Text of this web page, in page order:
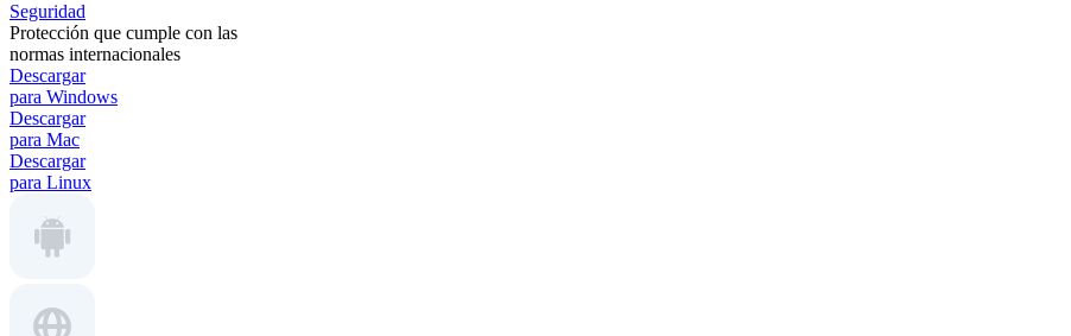
Seguridad
Protección que cumple con las
normas internacionales
Descargar
para Windows
Descargar
para Mac
Descargar
para Linux